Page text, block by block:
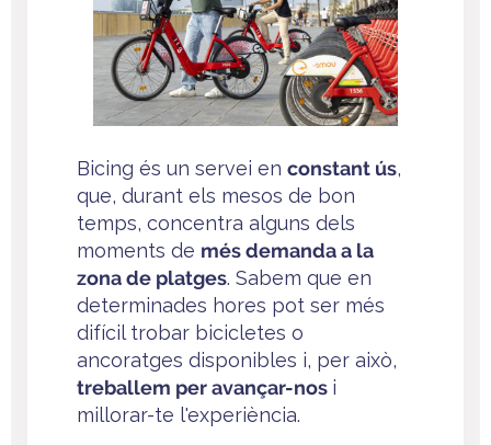
Bicing és un servei en constant ús,
que, durant els mesos de bon
temps, concentra alguns dels
moments de més demanda a la
zona de platges. Sabem que en
determinades hores pot ser més
difícil trobar bicicletes o
ancoratges disponibles i, per això,
treballem per avançar-nos i
millorar-te l'experiència.